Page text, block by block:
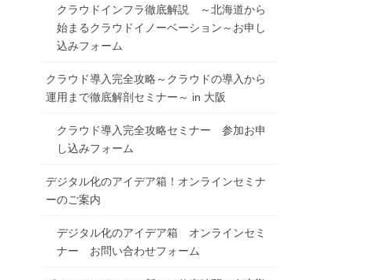
クラウドインフラ徹底解説 ～北海道から
始まるクラウドイノーベーション～お申し
込みフォーム
クラウド導入完全攻略～クラウドの導入から
運用まで徹底解剖セミナー～ in 大阪
クラウド導入完全攻略セミナー 参加お申
し込みフォーム
デジタル化のアイデア箱！オンラインセミナ
ーのご案内
デジタル化のアイデア箱 オンラインセミ
ナー お問い合わせフォーム